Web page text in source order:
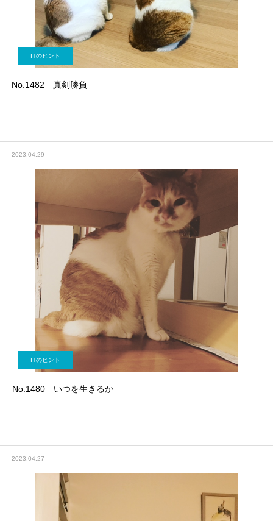
ITのヒント
No.1482 真剣勝負
2023.04.29
ITのヒント
No.1480 いつを生きるか
2023.04.27